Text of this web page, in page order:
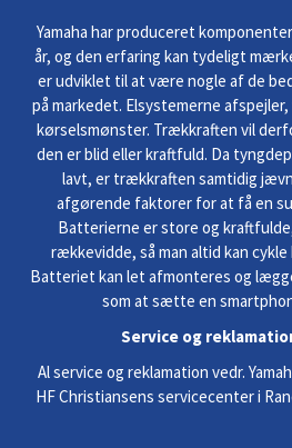
Yamaha har produceret
år, og den erfaring kan tydeligt
er udviklet til at være nogle af de
på markedet. Elsystemerne
kørselsmønster. Trækkraften vil
den er blid eller kraftfuld. Da
lavt, er trækkraften samtidig
afgørende faktorer for at få en
Batterierne er store og
rækkevidde, så man altid kan
Batteriet kan let afmonteres og
som at sætte en
Service og
Al service og reklamation vedr.
HF Christiansens servicecenter i